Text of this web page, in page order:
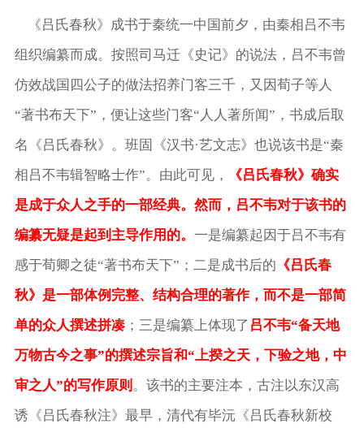
《吕氏春秋》成书于秦统一中国前夕，由秦相吕不韦
组织编纂而成。按照司马迁《史记》的说法，吕不韦曾
仿效战国四公子的做法招养门客三千，又因荀子等人
“著书布天下”，便让这些门客“人人著所闻”，书成后取
名《吕氏春秋》。班固《汉书·艺文志》也说该书是“秦
相吕不韦辑智略士作”。由此可见，
《吕氏春秋》确实
是成于众人之手的一部经典。然而，吕不韦对于该书的
编纂无疑是起到主导作用的。一是编纂起因于吕不韦有
感于荀卿之徒“著书布天下”；二是成书后的 《吕氏春
秋》是一部体例完整、结构合理的著作，而不是一部简
单的众人撰述拼凑 ；三是编纂上体现了 吕不韦“备天地
万物古今之事”的撰述宗旨和“上揆之天，下验之地，中
审之人”的写作原则 。该书的主要注本，古注以东汉高
诱《吕氏春秋注》最早，清代有毕沅《吕氏春秋新校